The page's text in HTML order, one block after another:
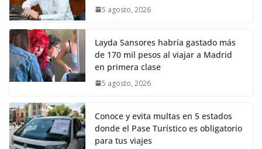
5 agosto, 2026
Layda Sansores habría gastado más
de 170 mil pesos al viajar a Madrid
en primera clase
5 agosto, 2026
Conoce y evita multas en 5 estados
donde el Pase Turístico es obligatorio
para tus viajes